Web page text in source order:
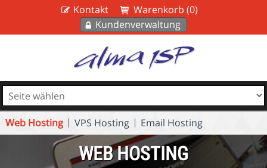
Kontakt
Warenkorb (0)
Kundenverwaltung
Web Hosting VPS Hosting Email Hosting
WEB HOSTING